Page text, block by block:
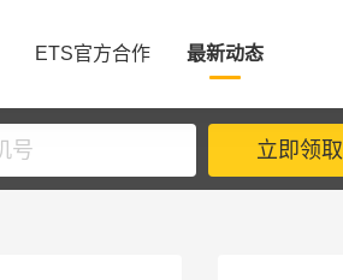
ETS官方合作 最新动态
立即领取